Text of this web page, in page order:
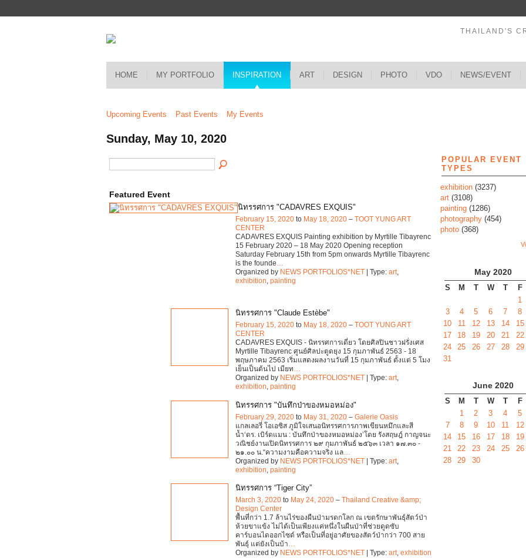
THAILAND'S
HOME MY PORTFOLIO INSPIRATION ART DESIGN PHOTO VDO NEWS/EVENT
Upcoming Events Past Events My Events
Sunday, May 10, 2020
Featured Event
นิทรรศการ "CADAVRES EXQUIS"
February 15, 2020 to May 18, 2020 – TOOT YUNG ART
CENTER
CADAVRES EXQUIS Painting exhibition by Myrtille Tibayrenc
15 February 2020 – 18 May 2020 Opening reception
Saturday February 15th from 5pm onwards Myrtille Tibayrenc
is the founde
Organized by NEWS PORTFOLIOS*NET | Type: art
exhibition painting
นิทรรศการ "Claude Estèbe"
February 15, 2020 to May 18, 2020 – TOOT YUNG ART
CENTER
CADAVRES EXQUIS - นิทรรศการเดี่ยว โดยศิลปินชาวฝรั่งเศส
Myrtille Tibayrenc ศูนย์ศิลปะตูดยุง 15 กุมภาพันธ์ 2563 - 18
พฤษภาคม 2563 เริ่มแสดงผลงานวันที่ 15 กุมภาพันธ์ ตั้งแต่ 5 โมง
เย็นเป็นต้นไป เมียท…
Organized by NEWS PORTFOLIOS*NET | Type: art,
exhibition, painting
นิทรรศการ "บันทึกป่าของหมอหม่อง"
February 29, 2020 to May 31, 2020 – Galerie Oasis
แกลเลอรี่ โอเอซิส ภูมิใจเสนอนิทรรศการภาพเขียนหมึกและสี
น้ำ‘ดร. เบิร์ดแมน : บันทึกป่าของหมอหม่อง’โดย รังสฤษฎ์ กาญจนะ
วณิชย์งานเปิดนิทรรศการ ๒๙ กุมภาพันธ์ ๒๕๖๓ เวลา ๑๗.๓๐ -
๒๑.๐๐ น.“ความงามคือความจริง แล
Organized by NEWS PORTFOLIOS*NET | Type: art
exhibition painting
นิทรรศการ “Tiger City”
March 3, 2020 to May 24, 2020 – Thailand Creative &amp;
Design Center
พื้นที่กว่า 1.7 ล้านไร่ของผืนป่ามรดกโลก ณ เขตรักษาพันธุ์สัตว์ป่า
ห้วยขาแข้ง ไม่ได้เป็นเพียงแค่หนึ่งในผืนป่าที่ช่วยดูดซับ
คาร์บอนไดออกไซด์ หรือเป็นที่อยู่อาศัยของสัตว์ป่ากว่า 700 สาย
พันธุ์ แต่ยังเป็นบ้า…
Organized by NEWS PORTFOLIOS*NET | Type: art, exhibition
POPULAR EVENT
TYPES
exhibition (3237)
art (3108)
painting (1286)
photography (454)
photo (368)
May 2020
S M T W T F
1
3
4 5 6 7 8
10
11 12 13 14 15
17
18 19 20 21 22
24
25 26 27 28 29
31
June 2020
S M T W T F
1
2 3 4 5
7
8 9 10 11 12
14
15 16 17 18 19
21
22 23 24 25 26
28
29 30